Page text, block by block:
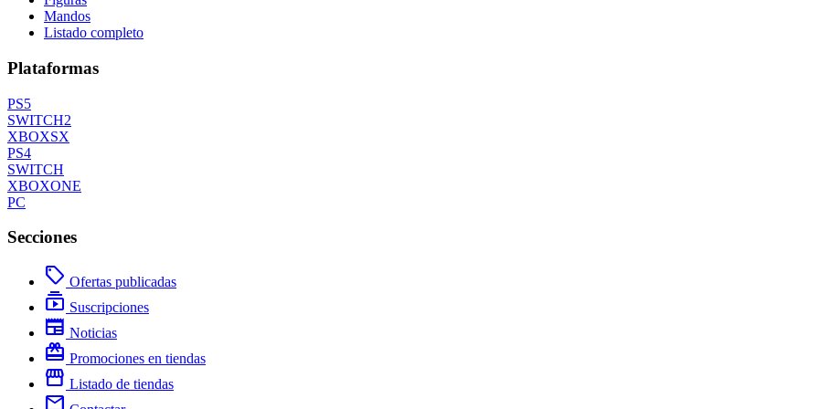
Mandos
Listado completo
Plataformas
PS5
SWITCH2
XBOXSX
PS4
SWITCH
XBOXONE
PC
Secciones
local_offer Ofertas publicadas
subscriptions Suscripciones
newspaper Noticias
redeem Promociones en tiendas
storefront Listado de tiendas
mail